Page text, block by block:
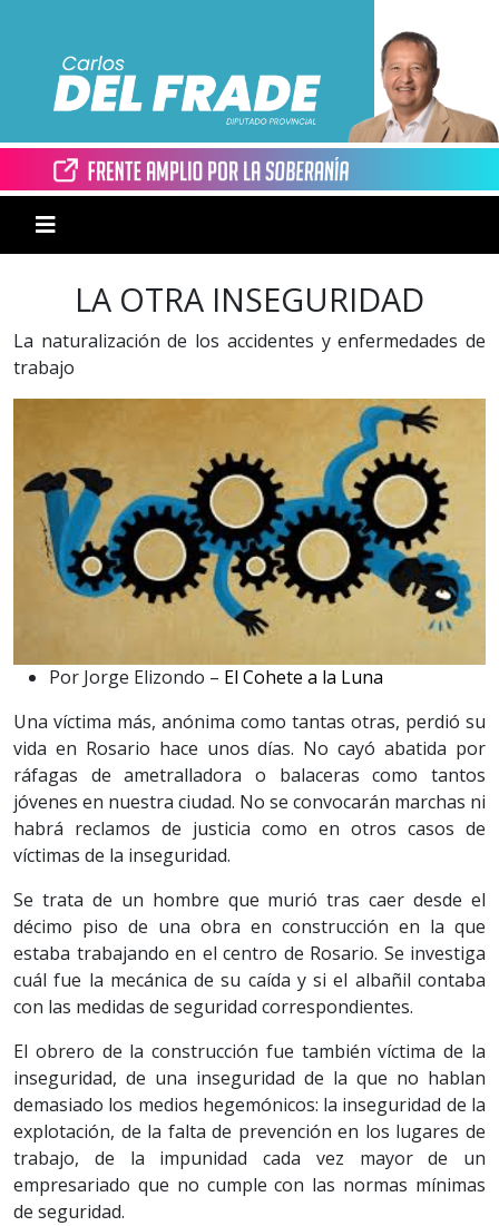
LA OTRA INSEGURIDAD
La naturalización de los accidentes y enfermedades de
trabajo
Por Jorge Elizondo – El Cohete a la Luna
Una víctima más, anónima como tantas otras, perdió su
vida en Rosario hace unos días. No cayó abatida por
ráfagas de ametralladora o balaceras como tantos
jóvenes en nuestra ciudad. No se convocarán marchas ni
habrá reclamos de justicia como en otros casos de
víctimas de la inseguridad.
Se trata de un hombre que murió tras caer desde el
décimo piso de una obra en construcción en la que
estaba trabajando en el centro de Rosario. Se investiga
cuál fue la mecánica de su caída y si el albañil contaba
con las medidas de seguridad correspondientes.
El obrero de la construcción fue también víctima de la
inseguridad, de una inseguridad de la que no hablan
demasiado los medios hegemónicos: la inseguridad de la
explotación, de la falta de prevención en los lugares de
trabajo, de la impunidad cada vez mayor de un
empresariado que no cumple con las normas mínimas
de seguridad.